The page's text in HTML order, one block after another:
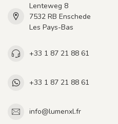
Lenteweg 8
7532 RB Enschede
Les Pays-Bas
+33 1 87 21 88 61
+33 1 87 21 88 61
info@lumenxl.fr